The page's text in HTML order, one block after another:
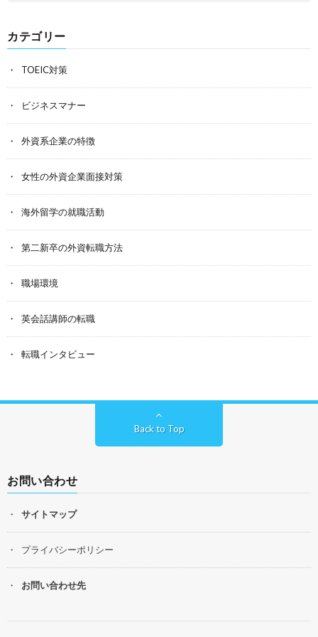
カテゴリー
TOEIC対策
ビジネスマナー
外資系企業の特徴
女性の外資企業面接対策
海外留学の就職活動
第二新卒の外資転職方法
職場環境
英会話講師の転職
転職インタビュー
Back to Top
お問い合わせ
サイトマップ
プライバシーポリシー
お問い合わせ先